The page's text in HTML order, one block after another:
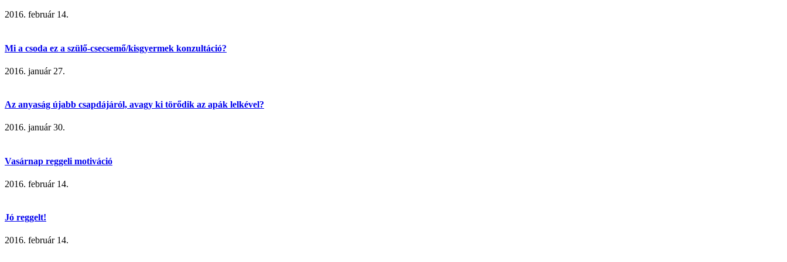
2016. február 14.
Mi a csoda ez a szülő-csecsemő/kisgyermek konzultáció?
2016. január 27.
Az anyaság újabb csapdájáról, avagy ki törődik az apák lelkével?
2016. január 30.
Vasárnap reggeli motiváció
2016. február 14.
Jó reggelt!
2016. február 14.